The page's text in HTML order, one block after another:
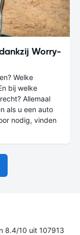
Worry-
Welke
bij welke
Allemaal
als u een auto
nodig, vinden
8.4/10 uit 107913